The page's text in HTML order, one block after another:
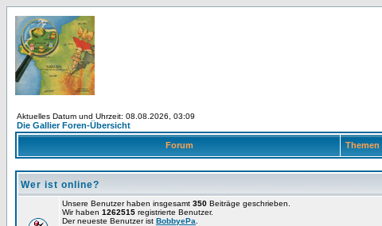
Aktuelles Datum und Uhrzeit: 08.08.2026, 03:09
Die Gallier Foren-Übersicht
Forum Themen
Wer ist online?
Unsere Benutzer haben insgesamt 350 Beiträge geschrieben.
Wir haben 1262515 registrierte Benutzer.
Der neueste Benutzer ist BobbyePa